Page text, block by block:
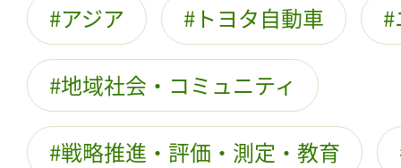
アジア トヨタ自動車
地域社会・コミュニティ
戦略推進・評価・測定・教育